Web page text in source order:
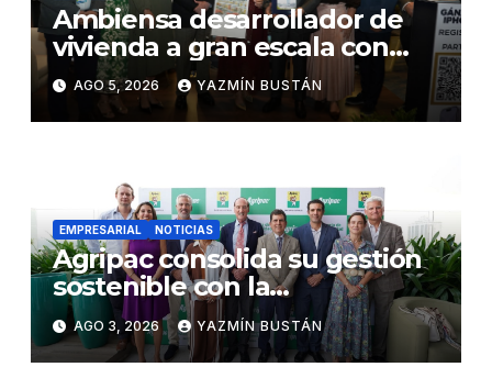
Ambiensa desarrollador de
vivienda a gran escala con
estándares internacionales
de sostenibilidad
AGO 5, 2026 YAZMÍN BUSTÁN
EMPRESARIAL NOTICIAS
Agripac consolida su gestión
sostenible con la
presentación de su octava
Memoria de Sostenibilidad
AGO 3, 2026 YAZMÍN BUSTÁN